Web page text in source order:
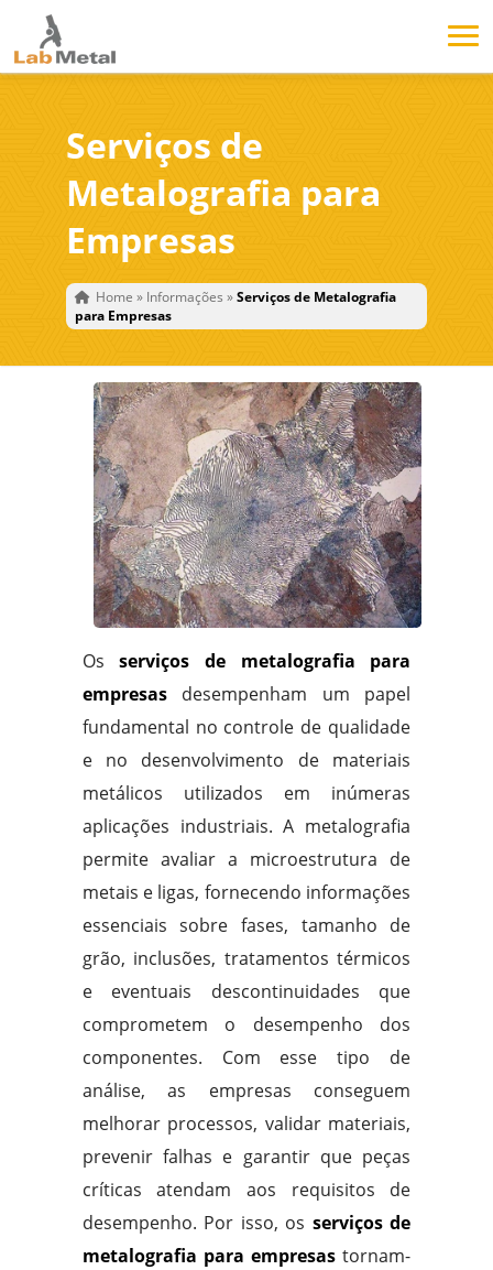
Serviços de
Metalografia para
Empresas
Home » Informações »Serviços de Metalografia
para Empresas
Osserviços de metalografia para
empresasdesempenham um papel
fundamental no controle de qualidade
e no desenvolvimento de materiais
metálicos utilizados em inúmeras
aplicações industriais. A metalografia
permite avaliar a microestrutura de
metais e ligas, fornecendo informações
essenciais sobre fases, tamanho de
grão, inclusões, tratamentos térmicos
e eventuais descontinuidades que
comprometem o desempenho dos
componentes. Com esse tipo de
análise, as empresas conseguem
melhorar processos, validar materiais,
prevenir falhas e garantir que peças
críticas atendam aos requisitos de
desempenho. Por isso, os serviços de
metalografia para empresas tornam-